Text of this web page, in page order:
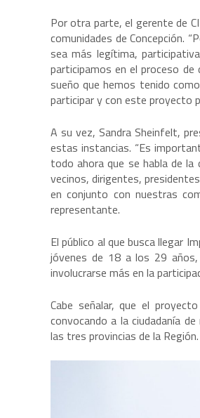
Por otra parte, el gerente de
comunidades de Concepción.
sea más legítima,
participamos en el proceso
sueño que hemos tenido
participar y con este proyecto
A su vez, Sandra Sheinfelt,
estas instancias. “Es
todo ahora que se habla de
vecinos, dirigentes,
en conjunto con nuestras
representante.
El público al que busca llegar
jóvenes de 18 a los 29
involucrarse más en la
Cabe señalar, que el
convocando a la ciudadanía
las tres provincias de la Región.